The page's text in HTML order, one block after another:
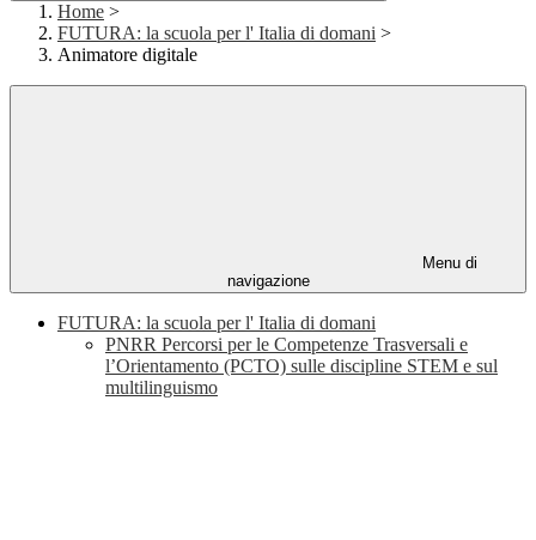
Home >
FUTURA: la scuola per l' Italia di domani >
Animatore digitale
Menu di
navigazione
FUTURA: la scuola per l' Italia di domani
PNRR Percorsi per le Competenze Trasversali e
l’Orientamento (PCTO) sulle discipline STEM e sul
multilinguismo